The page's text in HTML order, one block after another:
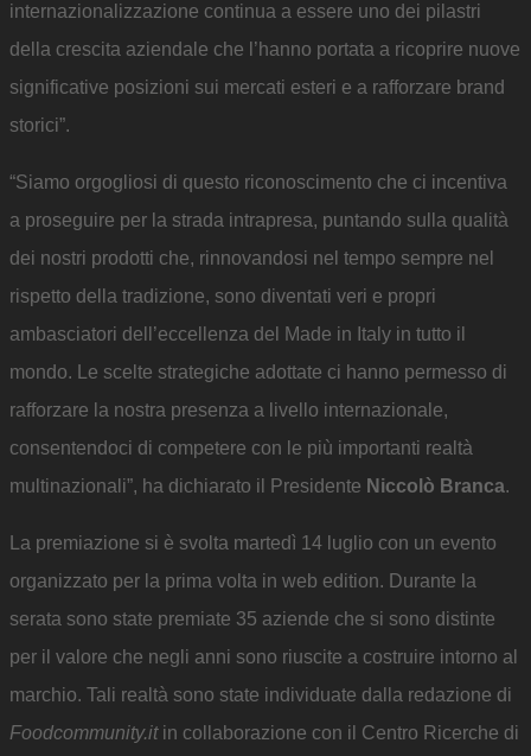
internazionalizzazione continua a essere uno dei pilastri
della crescita aziendale che l’hanno portata a ricoprire nuove
significative posizioni sui mercati esteri e a rafforzare brand
storici”.
“Siamo orgogliosi di questo riconoscimento che ci incentiva
a proseguire per la strada intrapresa, puntando sulla qualità
dei nostri prodotti che, rinnovandosi nel tempo sempre nel
rispetto della tradizione, sono diventati veri e propri
ambasciatori dell’eccellenza del Made in Italy in tutto il
mondo. Le scelte strategiche adottate ci hanno permesso di
rafforzare la nostra presenza a livello internazionale,
consentendoci di competere con le più importanti realtà
multinazionali”, ha dichiarato il Presidente Niccolò Branca.
La premiazione si è svolta martedì 14 luglio con un evento
organizzato per la prima volta in web edition. Durante la
serata sono state premiate 35 aziende che si sono distinte
per il valore che negli anni sono riuscite a costruire intorno al
marchio. Tali realtà sono state individuate dalla redazione di
Foodcommunity.itin collaborazione con il Centro Ricerche di